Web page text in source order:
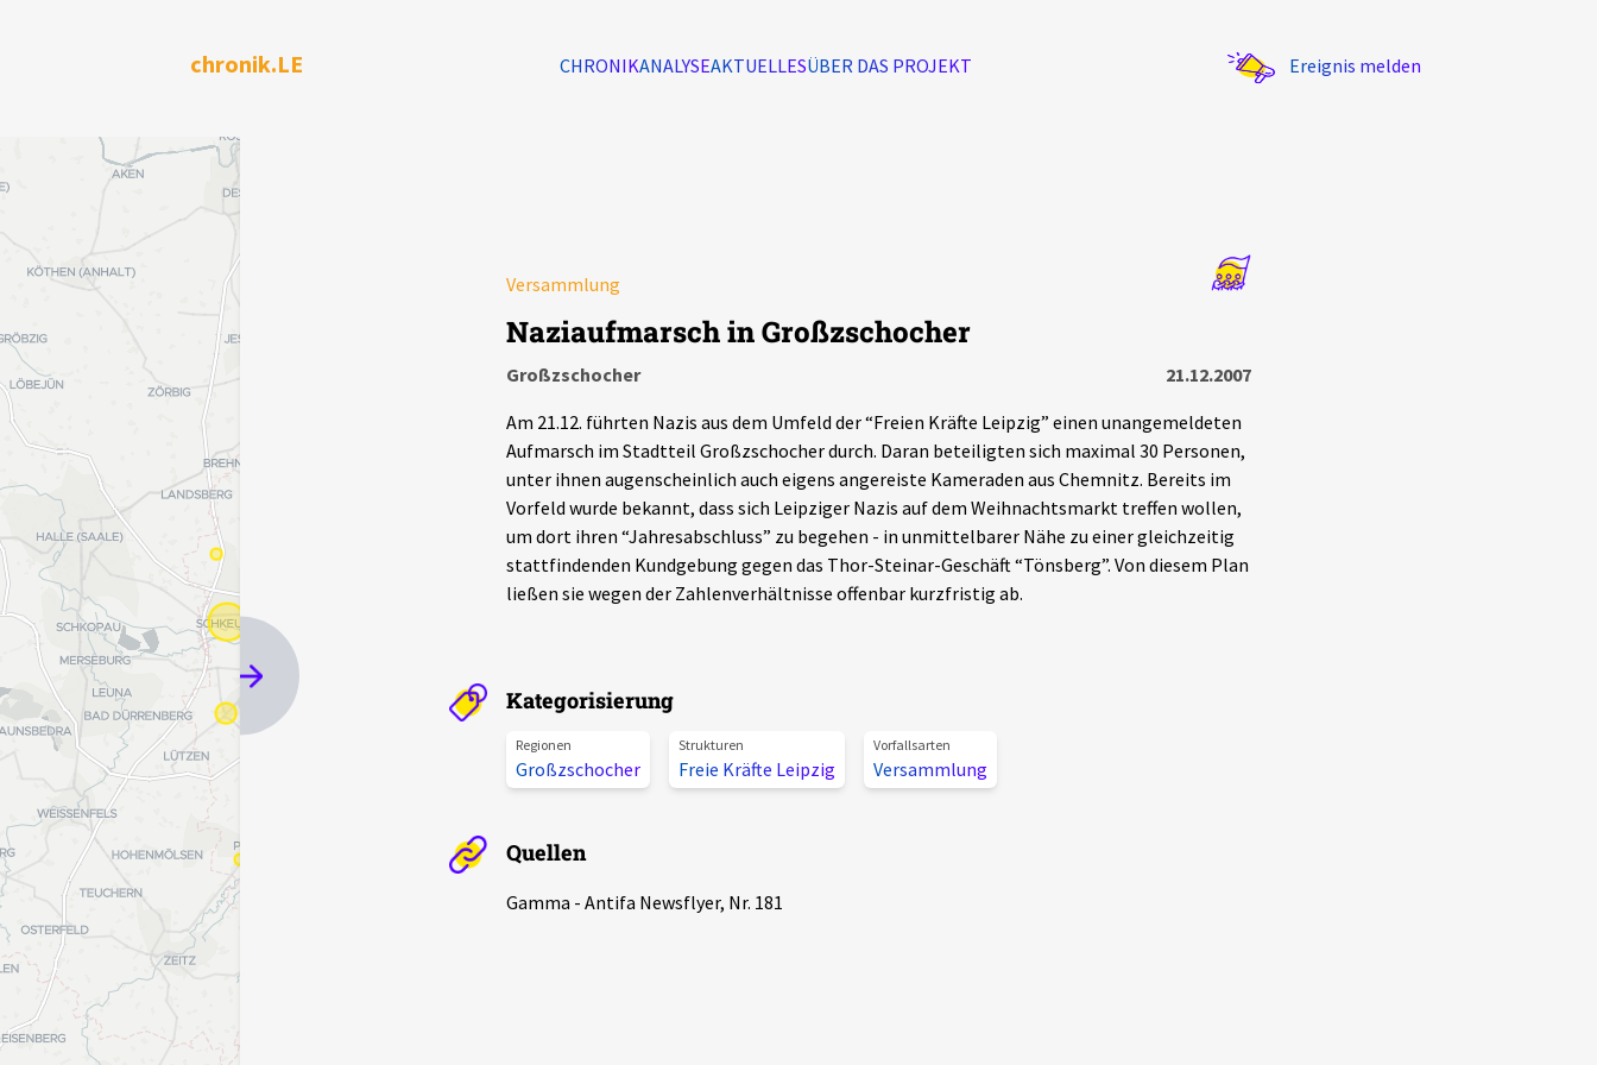
chronik.LE CHRONIKANALYSEAKTUELLESÜBER DAS PROJEKT Ereignis melden
Versammlung
Naziaufmarsch in Großzschocher
Großzschocher
21.12.2007
Am 21.12. führten Nazis aus dem Umfeld der “Freien Kräfte Leipzig” einen unangemeldeten
Aufmarsch im Stadtteil Großzschocher durch. Daran beteiligten sich maximal 30 Personen,
unter ihnen augenscheinlich auch eigens angereiste Kameraden aus Chemnitz. Bereits im
Vorfeld wurde bekannt, dass sich Leipziger Nazis auf dem Weihnachtsmarkt treffen wollen,
um dort ihren “Jahresabschluss” zu begehen - in unmittelbarer Nähe zu einer gleichzeitig
stattfindenden Kundgebung gegen das Thor-Steinar-Geschäft “Tönsberg”. Von diesem Plan
ließen sie wegen der Zahlenverhältnisse offenbar kurzfristig ab.
Kategorisierung
Regionen
Großzschocher
Strukturen
Freie Kräfte Leipzig
Vorfallsarten
Versammlung
Quellen
Gamma - Antifa Newsflyer, Nr. 181